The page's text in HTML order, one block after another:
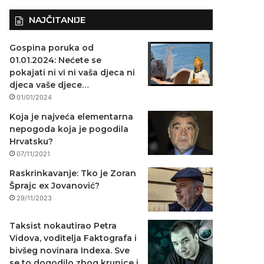
NAJČITANIJE
Gospina poruka od
01.01.2024: Nećete se
pokajati ni vi ni vaša djeca ni
djeca vaše djece…
01/01/2024
Koja je najveća elementarna
nepogoda koja je pogodila
Hrvatsku?
07/11/2021
Raskrinkavanje: Tko je Zoran
Šprajc ex Jovanović?
29/11/2023
Taksist nokautirao Petra
Vidova, voditelja Faktografa i
bivšeg novinara Indexa. Sve